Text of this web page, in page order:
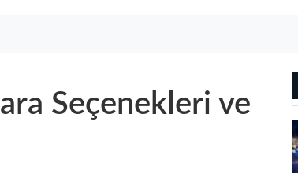
Seçenekleri ve